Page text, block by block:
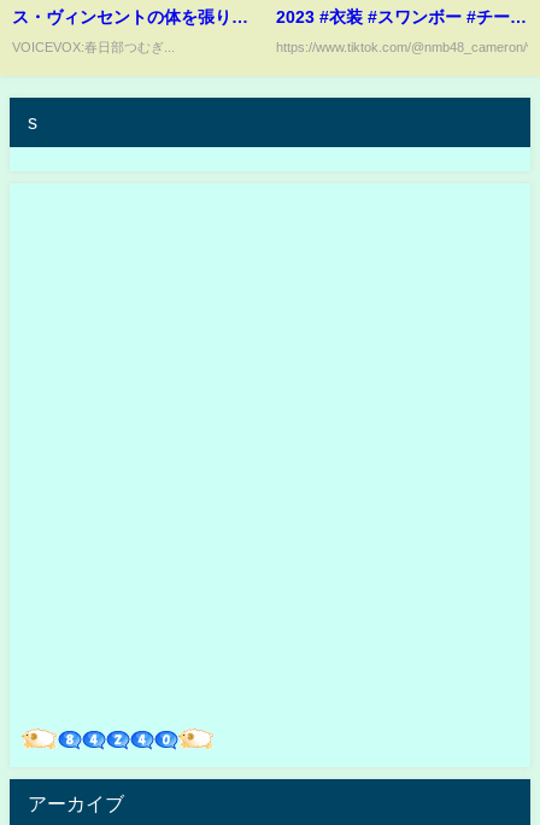
ス・ヴィンセントの体を張り続
けるエピソード #にじさんじ
#vtuber
VOICEVOX:春日部つむぎ...
2023 #衣装 #スワンボー #チーム
bii #子供の日 2023.05.05
https://www.tiktok.com/@nmb48_cameron/
s
アーカイブ